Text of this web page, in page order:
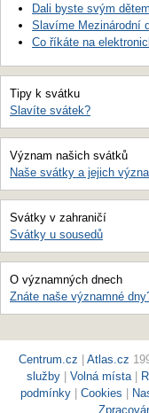
Dali byste svým
Slavíme Mezinárodní
Co říkáte na
Tipy k svátku
Slavíte svátek?
Význam našich svátků
Naše svátky a jejich
Svátky v zahraničí
Svátky u sousedů
O významných dnech
Znáte naše významné
Centrum.cz | Atlas.cz
služby | Volná místa|
podmínky | Cookies |